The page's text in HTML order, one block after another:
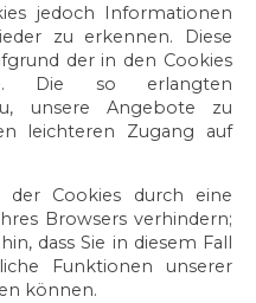
jedoch Informationen
zu erkennen. Diese
der in den Cookies
Die so erlangten
unsere Angebote zu
leichteren Zugang auf
Cookies durch eine
Browsers verhindern;
dass Sie in diesem Fall
Funktionen unserer
können.